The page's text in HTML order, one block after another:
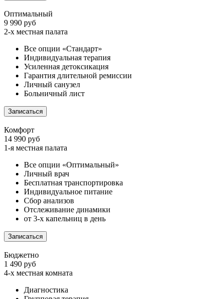
Оптимальный
9 990 руб
2-х местная палата
Все опции «Стандарт»
Индивидуальная терапия
Усиленная детоксикация
Гарантия длительной ремиссии
Личный санузел
Больничный лист
Записаться
Комфорт
14 990 руб
1-я местная палата
Все опции «Оптимальный»
Личный врач
Бесплатная транспортировка
Индивидуальное питание
Сбор анализов
Отслеживание динамики
от 3-х капельниц в день
Записаться
Бюджетно
1 490 руб
4-х местная комната
Диагностика